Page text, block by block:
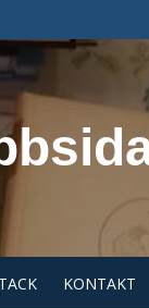
KONTAKT